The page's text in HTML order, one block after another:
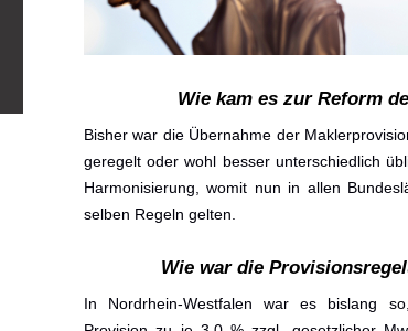
Wie kam es zur Reform
Bisher war die Übernahme der
geregelt oder wohl besser unterschiedlich
Harmonisierung, womit nun in allen
selben Regeln gelten.
Wie war die
In Nordrhein-Westfalen war es bislang